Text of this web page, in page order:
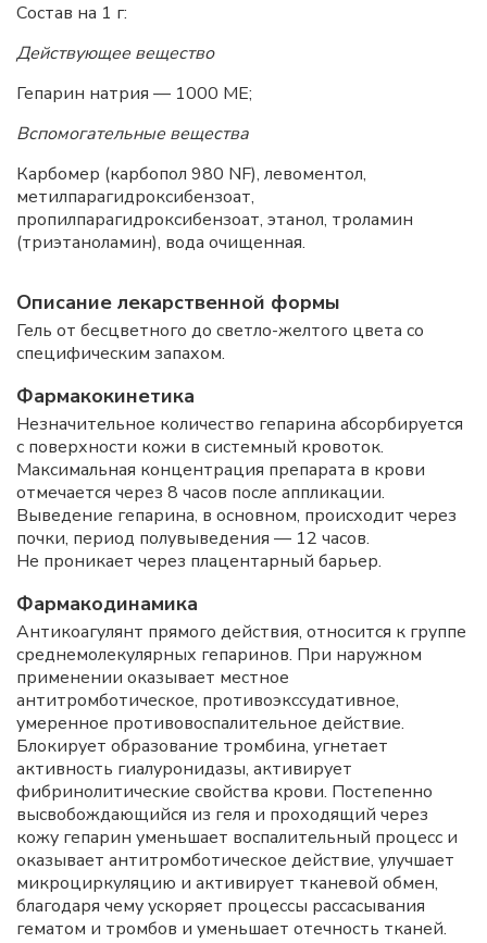
Состав на 1 г:
Действующее вещество
Гепарин натрия — 1000 МЕ;
Вспомогательные вещества
Карбомер (карбопол 980 NF), левоментол,
метилпарагидроксибензоат,
пропилпарагидроксибензоат, этанол, троламин
(триэтаноламин), вода очищенная.
Описание лекарственной формы
Гель от бесцветного до светло-желтого цвета со
специфическим запахом.
Фармакокинетика
Незначительное количество гепарина абсорбируется
с поверхности кожи в системный кровоток.
Максимальная концентрация препарата в крови
отмечается через 8 часов после аппликации.
Выведение гепарина, в основном, происходит через
почки, период полувыведения — 12 часов.
Не проникает через плацентарный барьер.
Фармакодинамика
Антикоагулянт прямого действия, относится к группе
среднемолекулярных гепаринов. При наружном
применении оказывает местное
антитромботическое, противоэкссудативное,
умеренное противовоспалительное действие.
Блокирует образование тромбина, угнетает
активность гиалуронидазы, активирует
фибринолитические свойства крови. Постепенно
высвобождающийся из геля и проходящий через
кожу гепарин уменьшает воспалительный процесс и
оказывает антитромботическое действие, улучшает
микроциркуляцию и активирует тканевой обмен,
благодаря чему ускоряет процессы рассасывания
гематом и тромбов и уменьшает отечность тканей.